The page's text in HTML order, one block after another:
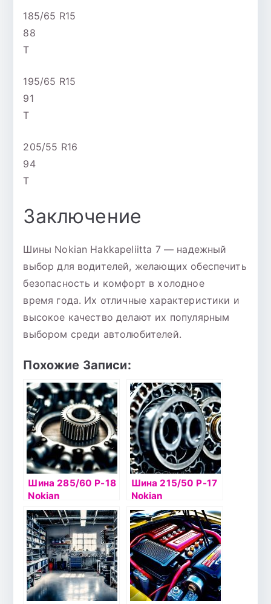
185/65 R15
88
T
195/65 R15
91
T
205/55 R16
94
T
Заключение
Шины Nokian Hakkapeliitta 7 — надежный
выбор для водителей, желающих обеспечить
безопасность и комфорт в холодное
время года. Их отличные характеристики и
высокое качество делают их популярным
выбором среди автолюбителей.
Похожие Записи:
Шина 285/60 Р-18
Nokian
Hakkapelitta 7 SUV
116T б/к шип
Шина 215/50 Р-17
Nokian
Hakkapelitta 7 95Т
б/к шип